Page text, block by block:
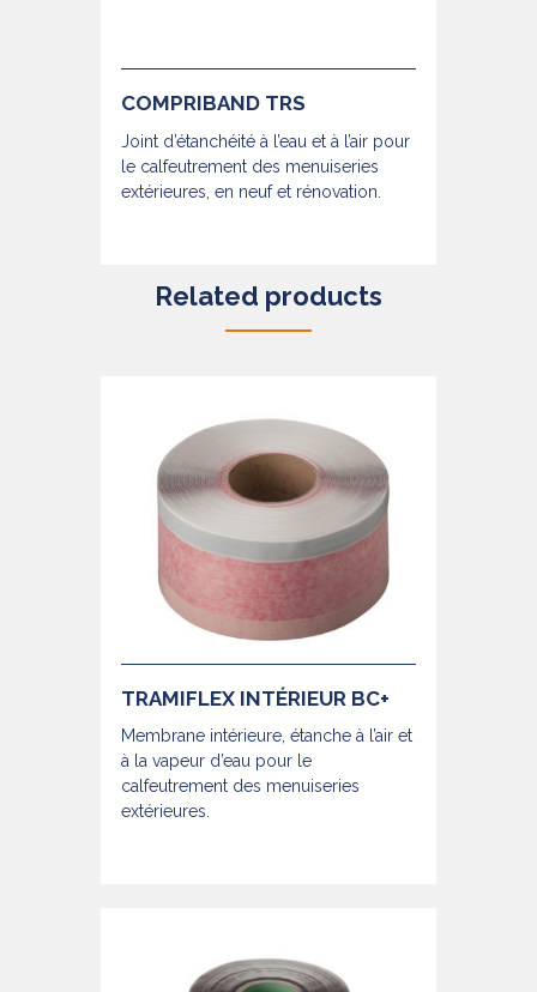
COMPRIBAND TRS
Joint d’étanchéité à l’eau et à l’air pour
le calfeutrement des menuiseries
extérieures, en neuf et rénovation.
Related products
TRAMIFLEX INTÉRIEUR BC+
Membrane intérieure, étanche à l’air et
à la vapeur d’eau pour le
calfeutrement des menuiseries
extérieures.